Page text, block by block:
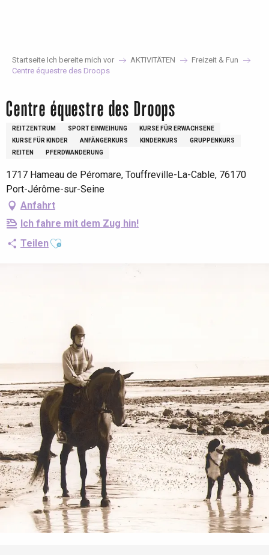
Startseite Ich bereite mich vor AKTIVITÄTEN
Freizeit & Fun
Centre équestre des Droops
Centre équestre des Droops
REITZENTRUM SPORT EINWEIHUNG
KURSE FÜR ERWACHSENE
KURSE FÜR KINDER
ANFÄNGERKURS KINDERKURS
GRUPPENKURS
REITEN
PFERDWANDERUNG
1717 Hameau de Péromare, Touffreville-La-Cable, 76170
Port-Jérôme-sur-Seine
Anfahrt
Ich fahre mit dem Zug hin!
TeilenAjouter aux favoris